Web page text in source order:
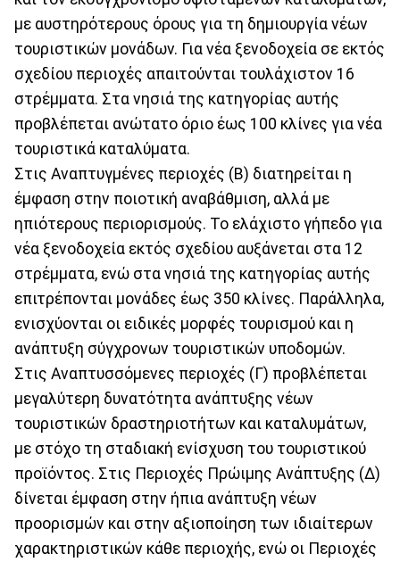
με αυστηρότερους όρους για τη δημιουργία νέων
τουριστικών μονάδων. Για νέα ξενοδοχεία σε εκτός
σχεδίου περιοχές απαιτούνται τουλάχιστον 16
στρέμματα. Στα νησιά της κατηγορίας αυτής
προβλέπεται ανώτατο όριο έως 100 κλίνες για νέα
τουριστικά καταλύματα.
Στις Αναπτυγμένες περιοχές (Β) διατηρείται η
έμφαση στην ποιοτική αναβάθμιση, αλλά με
ηπιότερους περιορισμούς. Το ελάχιστο γήπεδο για
νέα ξενοδοχεία εκτός σχεδίου αυξάνεται στα 12
στρέμματα, ενώ στα νησιά της κατηγορίας αυτής
επιτρέπονται μονάδες έως 350 κλίνες. Παράλληλα,
ενισχύονται οι ειδικές μορφές τουρισμού και η
ανάπτυξη σύγχρονων τουριστικών υποδομών.
Στις Αναπτυσσόμενες περιοχές (Γ) προβλέπεται
μεγαλύτερη δυνατότητα ανάπτυξης νέων
τουριστικών δραστηριοτήτων και καταλυμάτων,
με στόχο τη σταδιακή ενίσχυση του τουριστικού
προϊόντος. Στις Περιοχές Πρώιμης Ανάπτυξης (Δ)
δίνεται έμφαση στην ήπια ανάπτυξη νέων
προορισμών και στην αξιοποίηση των ιδιαίτερων
χαρακτηριστικών κάθε περιοχής, ενώ οι Περιοχές